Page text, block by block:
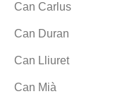
Can Carlus
Can Duran
Can Lliuret
Can Mià